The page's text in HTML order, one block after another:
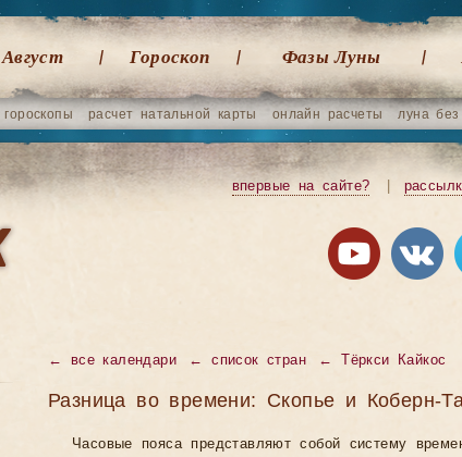
Август Гороскоп Фазы Луны
гороскопы расчет натальной карты онлайн расчеты луна без
впервые на сайте?
← все календари ←список стран ← Тёркси Кайкос
Разница во времени: Скопье и Коберн-
Часовые пояса представляют собой систему